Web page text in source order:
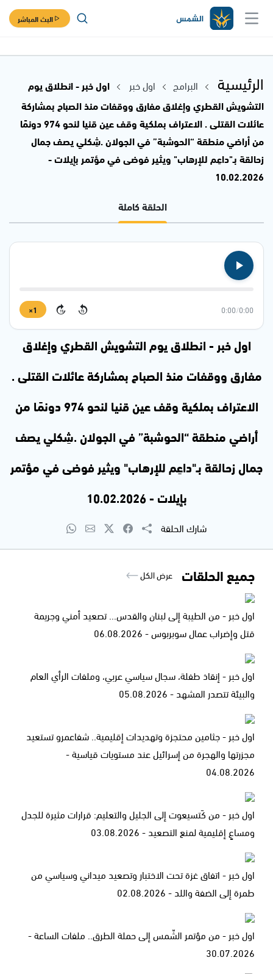
البث المباشر
الرئيسية البرامج اول خبر
اول خبر - انطلاق يوم
التشويش القطري وإغلاق مفارق ووقفات منذ الصباح بمشاركة
عائلات القتلى . الاعتراف بملكية وقف عين قنيا لنحو 974 دونمًا
من أراضي منطقة “الحوشبة” في الجولان .شِكلي يصف جمال
زحالقة بـ"داعِم للإرهاب" ويثير فوضى في مؤتمر بإيلات -
10.02.2026
الحلقة كاملة
0:00
/
0:00
15
15
1×
اول خبر - انطلاق يوم التشويش القطري وإغلاق
مفارق ووقفات منذ الصباح بمشاركة عائلات القتلى .
الاعتراف بملكية وقف عين قنيا لنحو 974 دونمًا من
أراضي منطقة “الحوشبة” في الجولان .شِكلي يصف
جمال زحالقة بـ"داعِم للإرهاب" ويثير فوضى في مؤتمر
بإيلات - 10.02.2026
شارك الحلقة
جميع الحلقات عرض الكل
اول خبر - من الطيبة إلى لبنان والقدس... تصعيد أمني وجريمة
قتل وإضراب عمال سوبربوس - 06.08.2026
اول خبر - إنقاذ طفلة، سجال سياسي عربي، وملفات الرأي العام
والبيئة تتصدر المشهد - 05.08.2026
اول خبر - جثامين محتجزة وتهديدات إقليمية.. شفاعمرو تستعيد
مجزرتها والهجرة من إسرائيل عند مستويات قياسية -
04.08.2026
اول خبر - من كَتسيعوت إلى الجليل والتعليم: قرارات مثيرة للجدل
ومساعٍ إقليمية لمنع التصعيد - 03.08.2026
اول خبر - اتفاق غزة تحت الاختبار وتصعيد ميداني وسياسي من
طمرة إلى الضفة واللد - 02.08.2026
اول خبر - من مؤتمر الشّمس إلى حملة الطرق.. ملفات الساعة -
30.07.2026